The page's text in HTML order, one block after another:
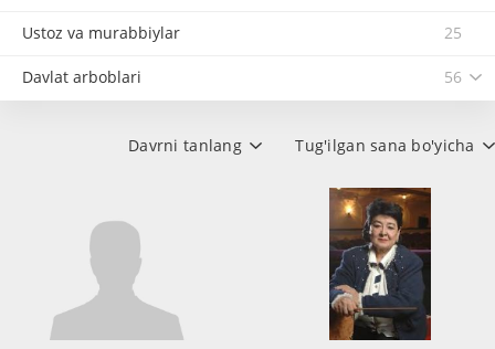
Ustoz va murabbiylar 25
Davlat arboblari 56
Tug'ilgan sana bo'yicha
Davrni tanlang